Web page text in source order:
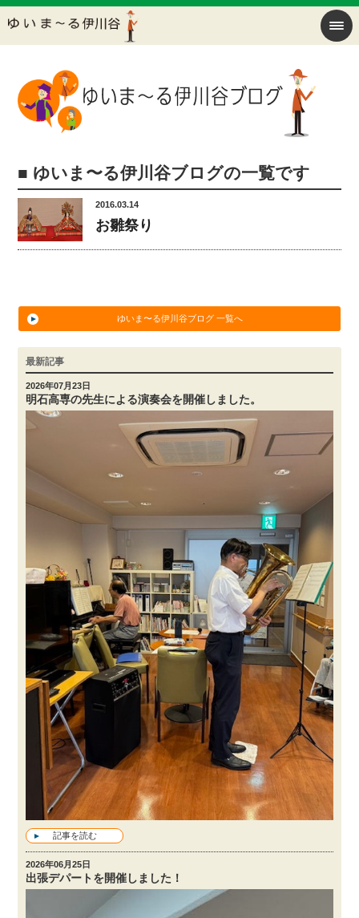
■ ゆいま〜る伊川谷ブログの一覧です
2016.03.14
お雛祭り
ゆいま〜る伊川谷ブログ 一覧へ
最新記事
2026年07月23日
明石高専の先生による演奏会を開催しました。
記事を読む
2026年06月25日
出張デパートを開催しました！